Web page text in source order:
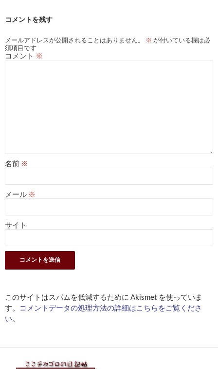
ョ
ン
コメントを残す
メールアドレスが公開されることはありません。 ※ が付いている欄は必
須項目です
コメント ※
名前 ※
メール ※
サイト
このサイトはスパムを低減するために Akismet を使っていま
す。
コメントデータの処理方法の詳細はこちらをご覧くださ
い。